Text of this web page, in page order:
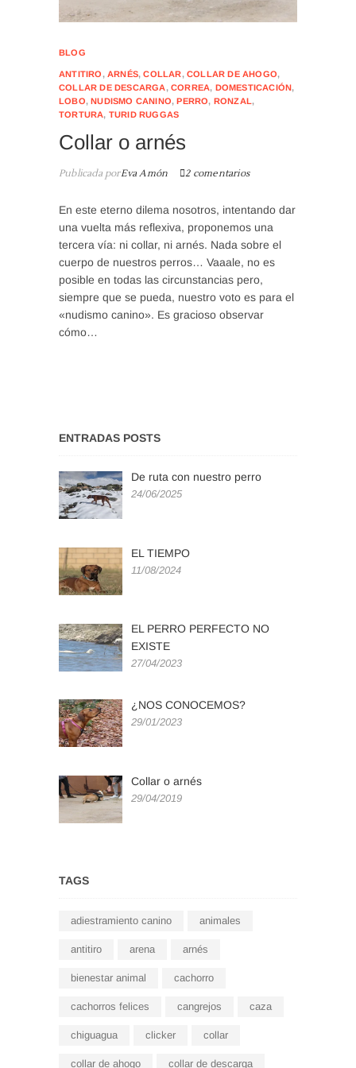
BLOG
ANTITIRO ,ARNÉS,COLLAR,COLLAR DE AHOGO,
COLLAR DE DESCARGA,CORREA, DOMESTICACIÓN,
LOBO,NUDISMO CANINO,PERRO, RONZAL,
TORTURA, TURID RUGGAS
Collar o arnés
Publicada porEva Amón 2 comentarios
En este eterno dilema nosotros, intentando dar
una vuelta más reflexiva, proponemos una
tercera vía: ni collar, ni arnés. Nada sobre el
cuerpo de nuestros perros… Vaaale, no es
posible en todas las circunstancias pero,
siempre que se pueda, nuestro voto es para el
«nudismo canino». Es gracioso observar
cómo…
ENTRADAS POSTS
De ruta con nuestro perro
24/06/2025
EL TIEMPO
11/08/2024
EL PERRO PERFECTO NO
EXISTE
27/04/2023
¿NOS CONOCEMOS?
29/01/2023
Collar o arnés
29/04/2019
TAGS
adiestramiento canino animales
antitiro arena arnés
bienestar animal cachorro
cachorros felices cangrejos caza
chiguagua clicker collar
collar de ahogo collar de descarga